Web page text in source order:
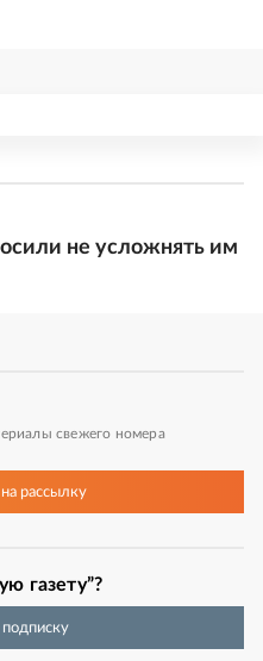
не усложнять им
свежего номера
рассылку
газету”?